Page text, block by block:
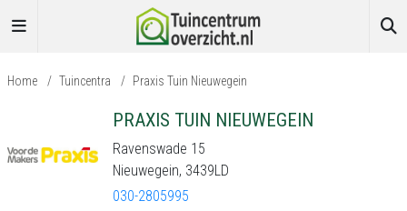
Home / Tuincentra / Praxis Tuin Nieuwegein
PRAXIS TUIN NIEUWEGEIN
Ravenswade 15
Nieuwegein, 3439LD
030-2805995